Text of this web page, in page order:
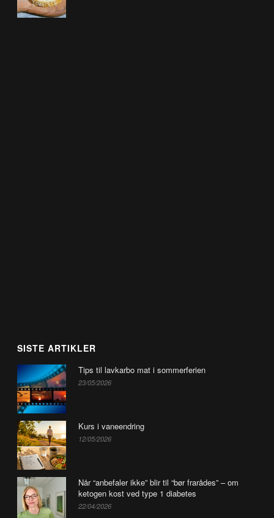
SISTE ARTIKLER
Tips til lavkarbo mat i sommerferien
23/05/2026
Kurs i vaneendring
12/05/2026
Når “anbefaler ikke” blir til “bør frarådes” – om
ketogen kost ved type 1 diabetes
22/04/2026